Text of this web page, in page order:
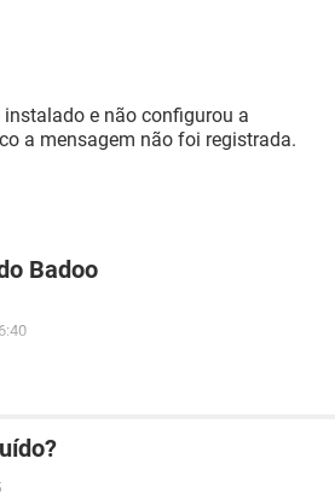
e não configurou a
a mensagem não foi registrada.
Badoo